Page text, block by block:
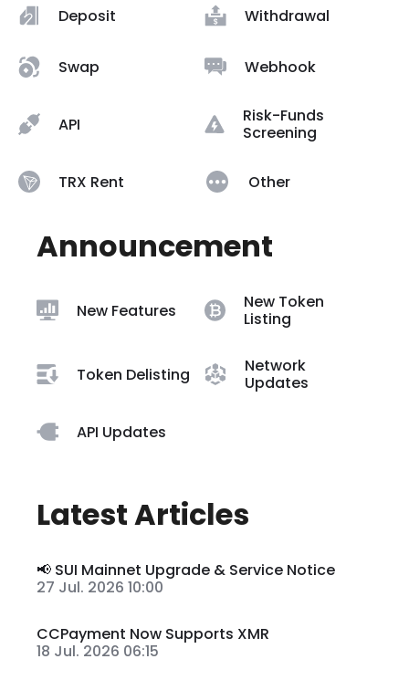
Deposit Withdrawal
Swap Webhook
API
Risk-Funds
Screening
TRX Rent Other
Announcement
New Features
New Token
Listing
Token Delisting
Network
Updates
API Updates
Latest Articles
📢 SUI Mainnet Upgrade & Service Notice
27 Jul. 2026 10:00
CCPayment Now Supports XMR
18 Jul. 2026 06:15